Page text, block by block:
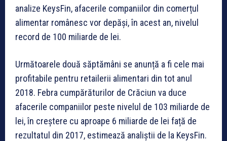
analize KeysFin, afacerile companiilor din comerțul
alimentar românesc vor depăși, în acest an, nivelul
record de 100 miliarde de lei.
Următoarele două săptămâni se anunță a fi cele mai
profitabile pentru retailerii alimentari din tot anul
2018. Febra cumpărăturilor de Crăciun va duce
afacerile companiilor peste nivelul de 103 miliarde de
lei, în creștere cu aproape 6 miliarde de lei față de
rezultatul din 2017, estimează analiștii de la KeysFin.